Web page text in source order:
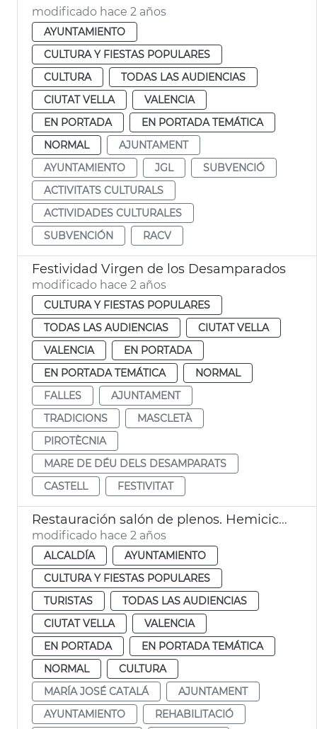
modificado hace 2 años
AYUNTAMIENTO
CULTURA Y FIESTAS POPULARES
CULTURA
TODAS LAS AUDIENCIAS
CIUTAT VELLA
VALENCIA
EN PORTADA
EN PORTADA TEMÁTICA
NORMAL
AJUNTAMENT
AYUNTAMIENTO
JGL
SUBVENCIÓ
ACTIVITATS CULTURALS
ACTIVIDADES CULTURALES
SUBVENCIÓN
RACV
Festividad Virgen de los Desamparados
modificado hace 2 años
CULTURA Y FIESTAS POPULARES
TODAS LAS AUDIENCIAS
CIUTAT VELLA
VALENCIA
EN PORTADA
EN PORTADA TEMÁTICA
NORMAL
FALLES
AJUNTAMENT
TRADICIONS
MASCLETÀ
PIROTÈCNIA
MARE DE DÉU DELS DESAMPARATS
CASTELL
FESTIVITAT
Restauración salón de plenos. Hemiciclo
modificado hace 2 años
ALCALDÍA
AYUNTAMIENTO
CULTURA Y FIESTAS POPULARES
TURISTAS
TODAS LAS AUDIENCIAS
CIUTAT VELLA
VALENCIA
EN PORTADA
EN PORTADA TEMÁTICA
NORMAL
CULTURA
MARÍA JOSÉ CATALÁ
AJUNTAMENT
AYUNTAMIENTO
REHABILITACIÓ